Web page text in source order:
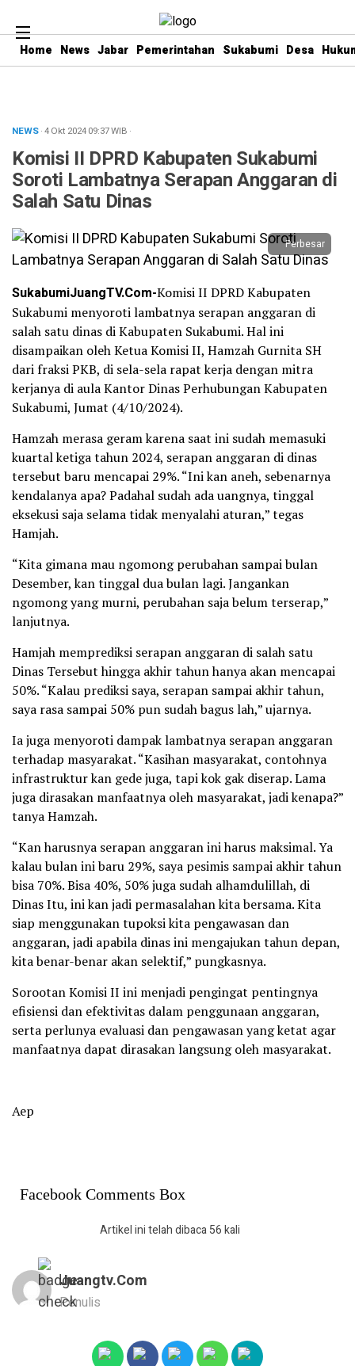
Home News Jabar Pemerintahan Sukabumi Desa
NEWS· 4 Okt 202409:37WIB ·
Komisi II DPRD Kabupaten Sukabumi
Soroti Lambatnya Serapan Anggaran di
Salah Satu Dinas
Perbesar
SukabumiJuangTV.Com-Komisi II DPRD Kabupaten
Sukabumi menyoroti lambatnya serapan anggaran di
salah satu dinas di Kabupaten Sukabumi. Hal ini
disampaikan oleh Ketua Komisi II, Hamzah Gurnita SH
dari fraksi PKB, di sela-sela rapat kerja dengan mitra
kerjanya di aula Kantor Dinas Perhubungan Kabupaten
Sukabumi, Jumat (4/10/2024).
Hamzah merasa geram karena saat ini sudah memasuki
kuartal ketiga tahun 2024, serapan anggaran di dinas
tersebut baru mencapai 29%. “Ini kan aneh, sebenarnya
kendalanya apa? Padahal sudah ada uangnya, tinggal
eksekusi saja selama tidak menyalahi aturan,” tegas
Hamjah.
“Kita gimana mau ngomong perubahan sampai bulan
Desember, kan tinggal dua bulan lagi. Jangankan
ngomong yang murni, perubahan saja belum terserap,”
lanjutnya.
Hamjah memprediksi serapan anggaran di salah satu
Dinas Tersebut hingga akhir tahun hanya akan mencapai
50%. “Kalau prediksi saya, serapan sampai akhir tahun,
saya rasa sampai 50% pun sudah bagus lah,” ujarnya.
Ia juga menyoroti dampak lambatnya serapan anggaran
terhadap masyarakat. “Kasihan masyarakat, contohnya
infrastruktur kan gede juga, tapi kok gak diserap. Lama
juga dirasakan manfaatnya oleh masyarakat, jadi kenapa?”
tanya Hamzah.
“Kan harusnya serapan anggaran ini harus maksimal. Ya
kalau bulan ini baru 29%, saya pesimis sampai akhir tahun
bisa 70%. Bisa 40%, 50% juga sudah alhamdulillah, di
Dinas Itu, ini kan jadi permasalahan kita bersama. Kita
siap menggunakan tupoksi kita pengawasan dan
anggaran, jadi apabila dinas ini mengajukan tahun depan,
kita benar-benar akan selektif,” pungkasnya.
Sorootan Komisi II ini menjadi pengingat pentingnya
efisiensi dan efektivitas dalam penggunaan anggaran,
serta perlunya evaluasi dan pengawasan yang ketat agar
manfaatnya dapat dirasakan langsung oleh masyarakat.
Aep
Facebook Comments Box
Artikel ini telah dibaca 56 kali
Juangtv.com
Penulis